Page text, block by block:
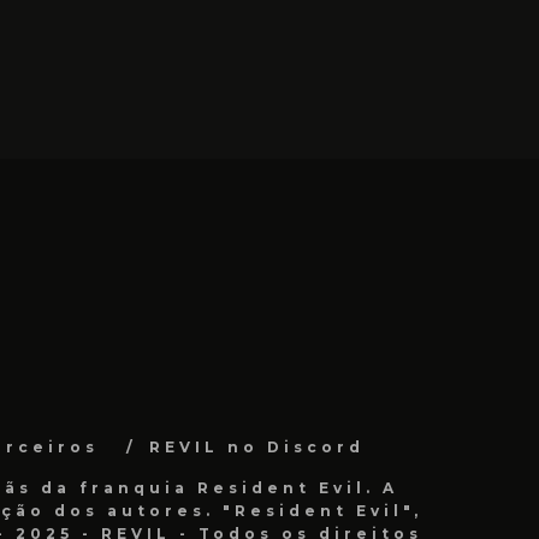
REVIL no Discord
da franquia Resident Evil. A
dos autores. "Resident Evil",
- REVIL - Todos os direitos